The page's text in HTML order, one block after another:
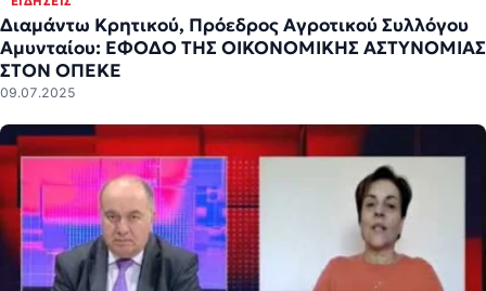
Διαμάντω Κρητικού, Πρόεδρος Αγροτικού Συλλόγου
Αμυνταίου: ΕΦΟΔΟ ΤΗΣ ΟΙΚΟΝΟΜΙΚΗΣ ΑΣΤΥΝΟΜΙΑΣ
ΣΤΟΝ ΟΠΕΚΕ
09.07.2025